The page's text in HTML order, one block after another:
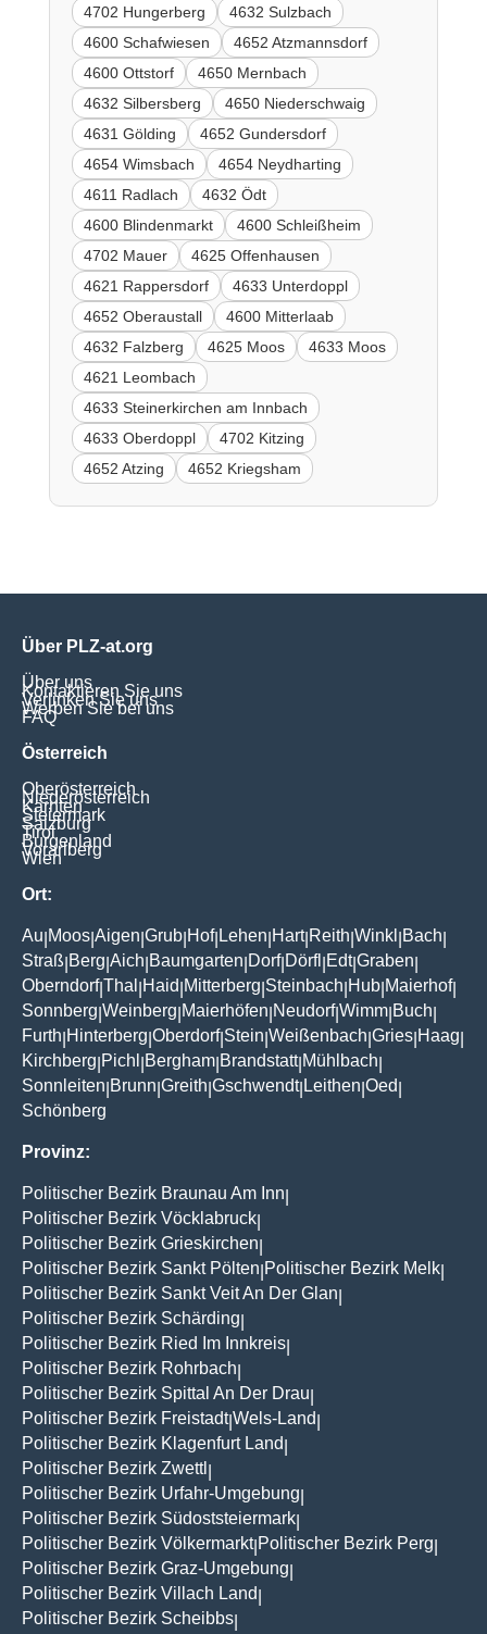
4702 Hungerberg
4632 Sulzbach
4600 Schafwiesen
4652 Atzmannsdorf
4600 Ottstorf
4650 Mernbach
4632 Silbersberg
4650 Niederschwaig
4631 Gölding
4652 Gundersdorf
4654 Wimsbach
4654 Neydharting
4611 Radlach
4632 Ödt
4600 Blindenmarkt
4600 Schleißheim
4702 Mauer
4625 Offenhausen
4621 Rappersdorf
4633 Unterdoppl
4652 Oberaustall
4600 Mitterlaab
4632 Falzberg
4625 Moos
4633 Moos
4621 Leombach
4633 Steinerkirchen am Innbach
4633 Oberdoppl
4702 Kitzing
4652 Atzing
4652 Kriegsham
Über PLZ-at.org
Über uns
Kontaktieren Sie uns
Verlinken Sie uns
Werben Sie bei uns
FAQ
Österreich
Oberösterreich
Niederösterreich
Kärnten
Steiermark
Salzburg
Tirol
Burgenland
Vorarlberg
Wien
Ort:
Au Moos Aigen Grub Hof| Lehen Hart| Reith Winkl Bach
Straß Berg Aich Baumgarten Dorf| Dörfl Edt|Graben
Oberndorf|Thal Haid Mitterberg Steinbach Hub Maierhof|
Sonnberg Weinberg Maierhöfen Neudorf|Wimm Buch
Furth Hinterberg Oberdorf| Stein Weißenbach Gries Haag
Kirchberg Pichl Bergham Brandstatt| Mühlbach
Sonnleiten Brunn Greith Gschwendt| Leithen Oed
Schönberg
Provinz:
Politischer Bezirk Braunau Am Inn
Politischer Bezirk Vöcklabruck
Politischer Bezirk Grieskirchen
Politischer Bezirk Sankt Pölten Politischer Bezirk Melk
Politischer Bezirk Sankt Veit An Der Glan
Politischer Bezirk Schärding
Politischer Bezirk Ried Im Innkreis
Politischer Bezirk Rohrbach
Politischer Bezirk Spittal An Der Drau
Politischer Bezirk Freistadt|Wels-Land
Politischer Bezirk Klagenfurt Land
Politischer Bezirk Zwettl
Politischer Bezirk Urfahr-Umgebung
Politischer Bezirk Südoststeiermark
Politischer Bezirk Völkermarkt| Politischer Bezirk Perg
Politischer Bezirk Graz-Umgebung
Politischer Bezirk Villach Land
Politischer Bezirk Scheibbs